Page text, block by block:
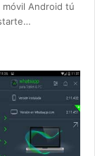
Android tú